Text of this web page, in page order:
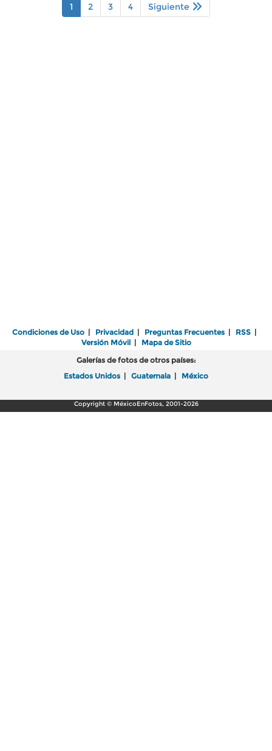
1 2 3 4 Siguiente
Condiciones de Uso | Privacidad | Preguntas Frecuentes | RSS |
Versión Móvil| Mapa de Sitio
Galerías de fotos de otros países:
Estados Unidos | Guatemala | México
Copyright © MéxicoEnFotos, 2001-2026